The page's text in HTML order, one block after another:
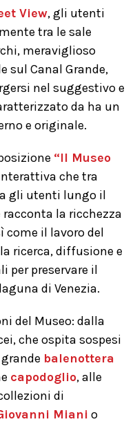
View, gli utenti
tra le sale
meraviglioso
sul Canal Grande,
nel suggestivo e
da ha un
e originale.
“Il Museo
che tra
gli utenti lungo il
la ricchezza
come il lavoro del
ricerca, diffusione e
per preservare il
di Venezia.
del Museo: dalla
che ospita sospesi
balenottera
capodoglio, alle
di
Miani o